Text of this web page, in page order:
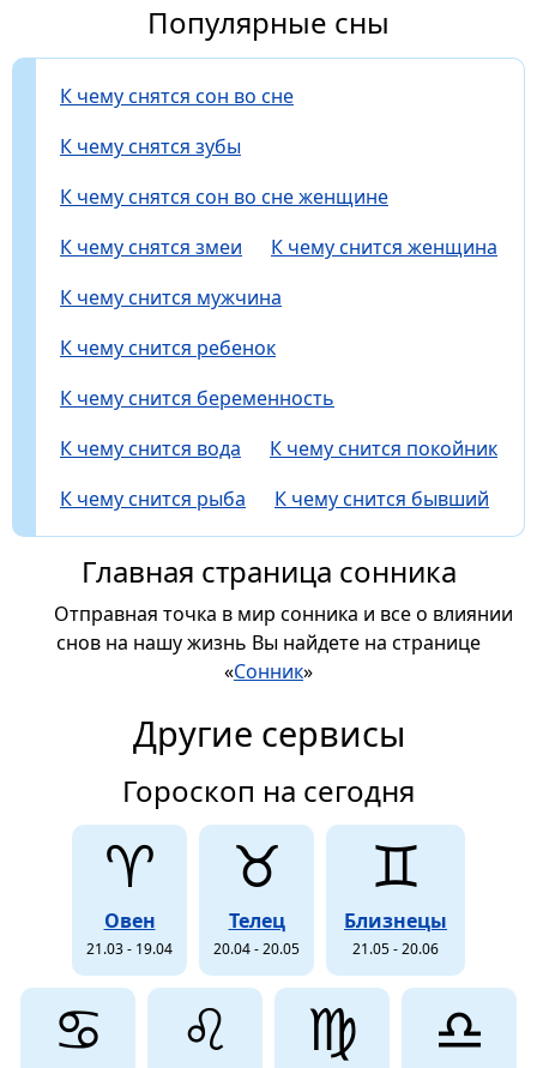
Популярные сны
К чему снятся сон во сне
К чему снятся зубы
К чему снятся сон во сне женщине
К чему снятся змеи
К чему снится женщина
К чему снится мужчина
К чему снится ребенок
К чему снится беременность
К чему снится вода
К чему снится покойник
К чему снится рыба
К чему снится бывший
Главная страница сонника
Отправная точка в мир сонника и все о влиянии
снов на нашу жизнь Вы найдете на странице
«Сонник»
Другие сервисы
Гороскоп на сегодня
♈
Овен
21.03 - 19.04
♉
Телец
20.04 - 20.05
♊
Близнецы
21.05 - 20.06
♋ ♌ ♍ ♎